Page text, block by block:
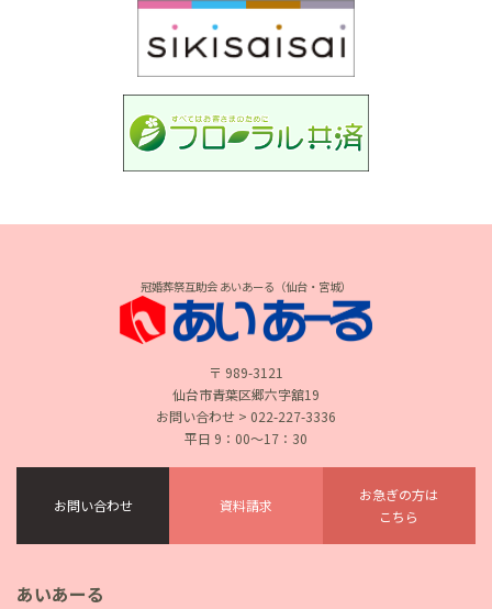
冠婚葬祭互助会 あいあーる（仙台・宮城）
〒 989-3121
仙台市青葉区郷六字舘19
お問い合わせ > 022-227-3336
平日 9：00〜17：30
お問い合わせ 資料請求
お急ぎの方は
こちら
あいあーる